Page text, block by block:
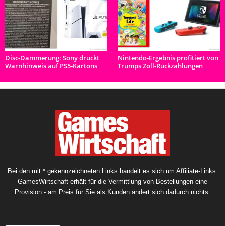
Disc-Dämmerung: Sony druckt
Warnhinweis auf PS5-Kartons
Nintendo-Ergebnis profitiert von
Trumps Zoll-Rückzahlungen
Bei den mit * gekennzeichneten Links handelt es sich um Affiliate-Links.
GamesWirtschaft erhält für die Vermittlung von Bestellungen eine
Provision - am Preis für Sie als Kunden ändert sich dadurch nichts.